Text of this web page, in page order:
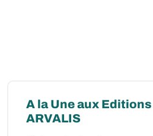
A la Une aux Editions
ARVALIS